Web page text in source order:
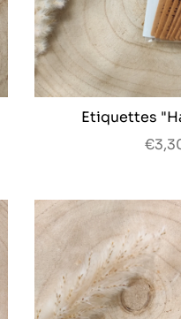
Etiquettes